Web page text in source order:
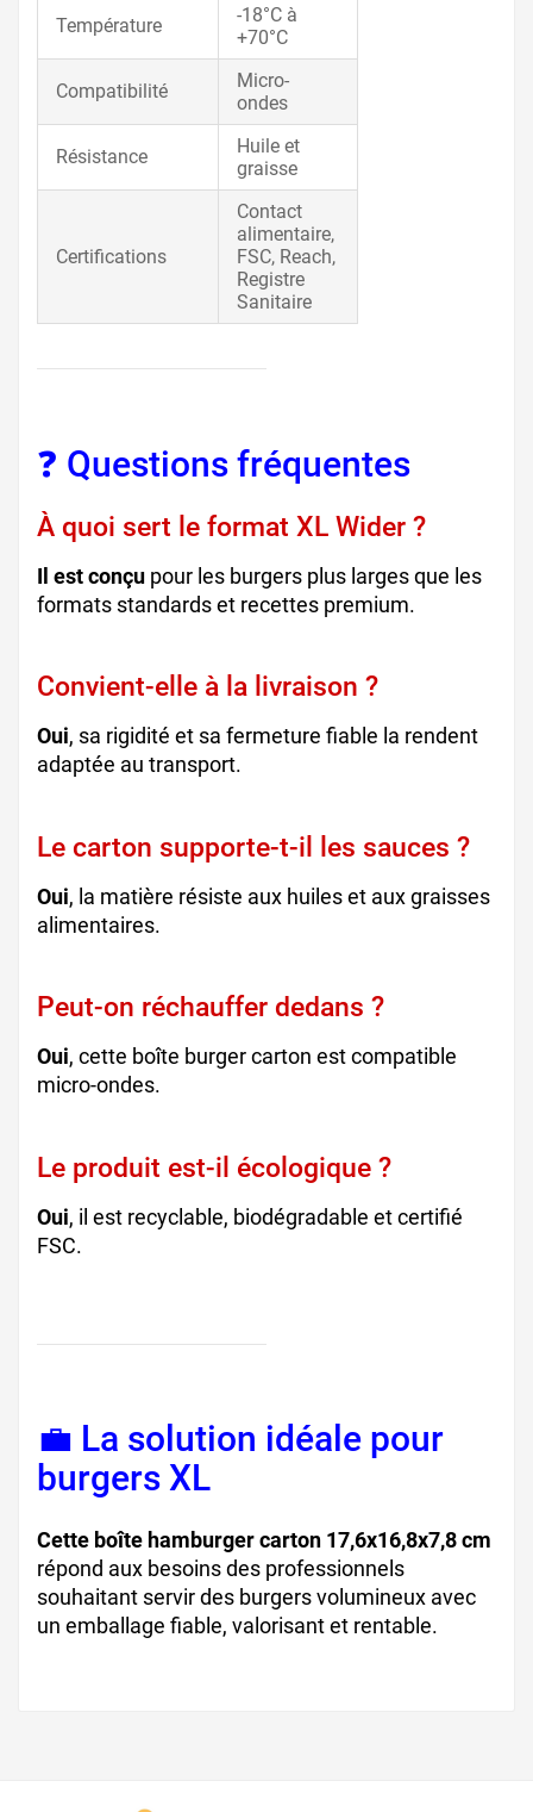
Température
-18°C à
+70°C
Compatibilité
Micro-
ondes
Résistance
Huile et
graisse
Certifications
Contact
alimentaire,
FSC, Reach,
Registre
Sanitaire
❓ Questions fréquentes
À quoi sert le format XL Wider ?
Il est conçu pour les burgers plus larges que les
formats standards et recettes premium.
Convient-elle à la livraison ?
Oui, sa rigidité et sa fermeture fiable la rendent
adaptée au transport.
Le carton supporte-t-il les sauces ?
Oui, la matière résiste aux huiles et aux graisses
alimentaires.
Peut-on réchauffer dedans ?
Oui, cette boîte burger carton est compatible
micro-ondes.
Le produit est-il écologique ?
Oui, il est recyclable, biodégradable et certifié
FSC.
💼 La solution idéale pour
burgers XL
Cette boîte hamburger carton 17,6x16,8x7,8 cm
répond aux besoins des professionnels
souhaitant servir des burgers volumineux avec
un emballage fiable, valorisant et rentable.